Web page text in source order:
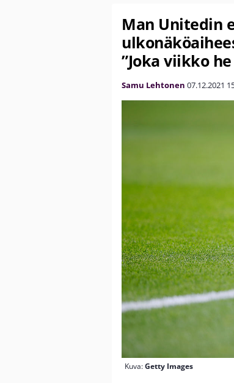
Man Unitedin
”Joka viikko
Samu Lehtonen 07.12.2021
Kuva:Getty Images